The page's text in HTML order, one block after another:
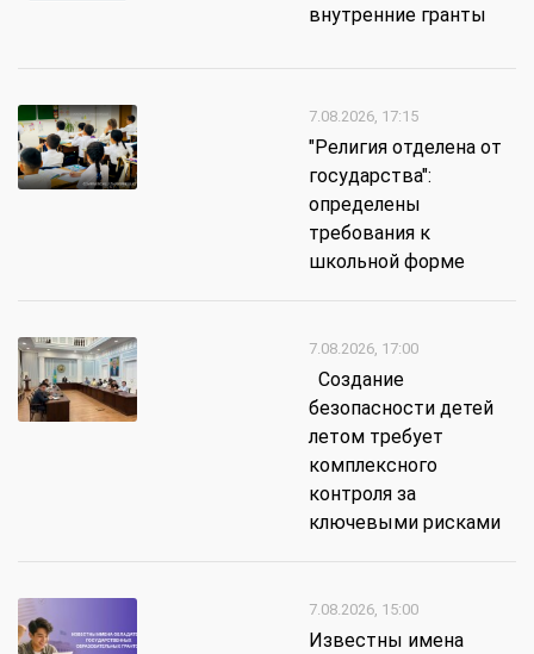
внутренние гранты
7.08.2026, 17:15
"Религия отделена от
государства":
определены
требования к
школьной форме
7.08.2026, 17:00
Создание
безопасности детей
летом требует
комплексного
контроля за
ключевыми рисками
7.08.2026, 15:00
Известны имена